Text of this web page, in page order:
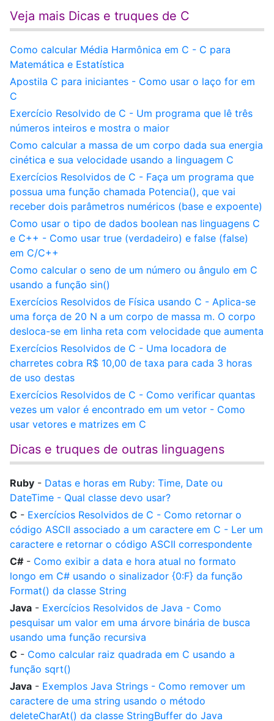
Veja mais Dicas e truques de C
Como calcular Média Harmônica em C - C para
Matemática e Estatística
Apostila C para iniciantes - Como usar o laço for em
C
Exercício Resolvido de C - Um programa que lê três
números inteiros e mostra o maior
Como calcular a massa de um corpo dada sua energia
cinética e sua velocidade usando a linguagem C
Exercícios Resolvidos de C - Faça um programa que
possua uma função chamada Potencia(), que vai
receber dois parâmetros numéricos (base e expoente)
Como usar o tipo de dados boolean nas linguagens C
e C++ - Como usar true (verdadeiro) e false (false)
em C/C++
Como calcular o seno de um número ou ângulo em C
usando a função sin()
Exercícios Resolvidos de Física usando C - Aplica-se
uma força de 20 N a um corpo de massa m. O corpo
desloca-se em linha reta com velocidade que aumenta
Exercícios Resolvidos de C - Uma locadora de
charretes cobra R$ 10,00 de taxa para cada 3 horas
de uso destas
Exercícios Resolvidos de C - Como verificar quantas
vezes um valor é encontrado em um vetor - Como
usar vetores e matrizes em C
Dicas e truques de outras linguagens
Ruby - Datas e horas em Ruby: Time, Date ou
DateTime - Qual classe devo usar?
C - Exercícios Resolvidos de C - Como retornar o
código ASCII associado a um caractere em C - Ler um
caractere e retornar o código ASCII correspondente
C# - Como exibir a data e hora atual no formato
longo em C# usando o sinalizador {0:F} da função
Format() da classe String
Java - Exercícios Resolvidos de Java - Como
pesquisar um valor em uma árvore binária de busca
usando uma função recursiva
C - Como calcular raiz quadrada em C usando a
função sqrt()
Java - Exemplos Java Strings - Como remover um
caractere de uma string usando o método
deleteCharAt() da classe StringBuffer do Java